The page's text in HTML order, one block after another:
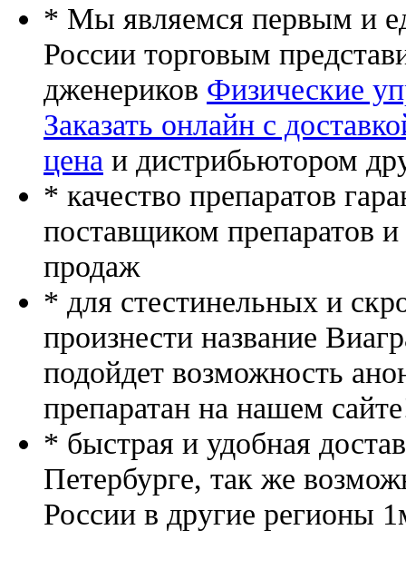
* Мы являемся первым и
России торговым
дженериков Физические
Заказать онлайн с
цена и дистрибьютором
* качество препаратов
поставщиком препаратов
продаж
* для стестинельных и
произнести название
подойдет возможность
препаратан на нашем
* быстрая и удобная
Петербурге, так же
России в другие регионы